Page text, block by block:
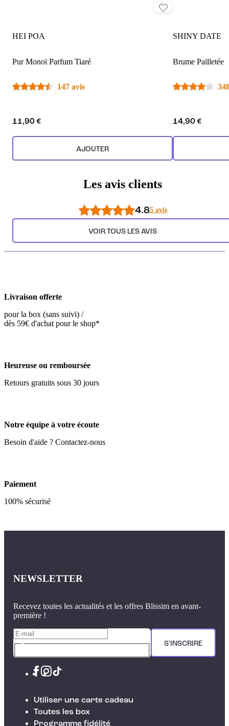
HEI POA
Pur Monoï Parfum Tiaré
147 avis
11,90 €
AJOUTER
SHINY DATE
Brume Pailletée
14,90 €
Les avis clients
4.85 avis
VOIR TOUS LES AVIS
Livraison offerte
pour la box (sans suivi) /
dès 59€ d'achat pour le shop*
Heureuse ou remboursée
Retours gratuits sous 30 jours
Notre équipe à votre écoute
Besoin d'aide ? Contactez-nous
Paiement
100% sécurisé
NEWSLETTER
Recevez toutes les actualités et les offres Blissim en avant-
première !
S'INSCRIRE
Utiliser une carte cadeau
Toutes les box
Programme fidélité